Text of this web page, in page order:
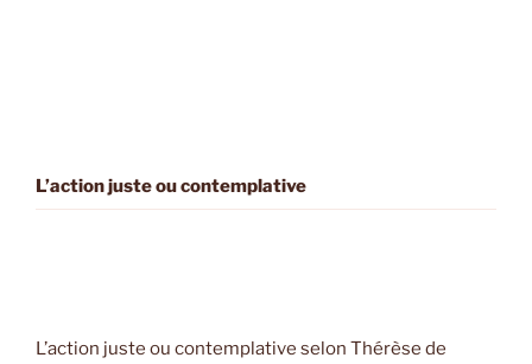
L’action juste ou contemplative
L’action juste ou contemplative selon Thérèse de